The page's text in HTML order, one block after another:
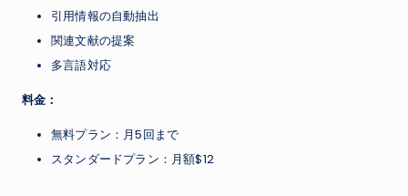
引用情報の自動抽出
関連文献の提案
多言語対応
料金：
無料プラン：月5回まで
スタンダードプラン：月額$12